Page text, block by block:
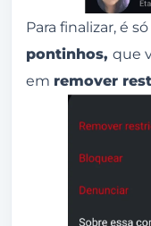
Para finalizar, é só
pontinhos, que
em remover